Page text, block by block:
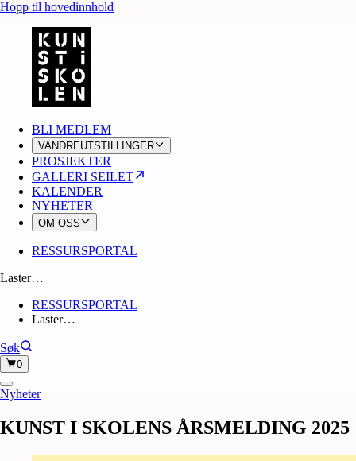
Hopp til hovedinnhold
BLI MEDLEM
VANDREUTSTILLINGER
PROSJEKTER
GALLERI SEILET
KALENDER
NYHETER
OM OSS
RESSURSPORTAL
Laster…
RESSURSPORTAL
Laster…
Søk
0
Nyheter
KUNST I SKOLENS ÅRSMELDING 2025